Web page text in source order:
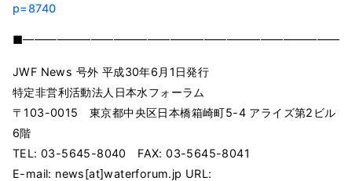
p=8740
JWF News 号外 平成30年6月1日発行
特定非営利活動法人日本水フォーラム
〒103-0015 東京都中央区日本橋箱崎町5-4 アライズ第2ビル
6階
TEL: 03-5645-8040 FAX: 03-5645-8041
E-mail: news[at]waterforum.jp URL: